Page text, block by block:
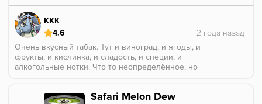
KKK
4.6
Очень вкусный табак. Тут и виноград, и ягоды, и
фрукты, и кислинка, и сладость, и специи, и
алкогольные нотки. Что то неопределённое, но
Safari Melon Dew